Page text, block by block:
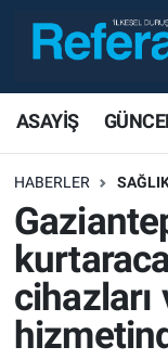
ASAYİŞ
HABERLER
cihazları